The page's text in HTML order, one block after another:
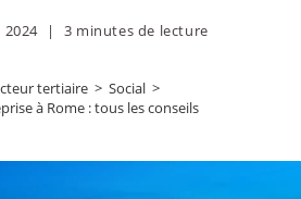
2024 3 minutes de lecture
tertiaire > Social >
à Rome : tous les conseils